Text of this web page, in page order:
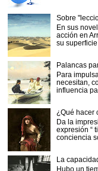
Sobre
En sus
acción en
su superficie
Palancas
Para
necesitan,
influencia
¿Qué hacer
Da la
expresión “
conciencia
La
Hubo un